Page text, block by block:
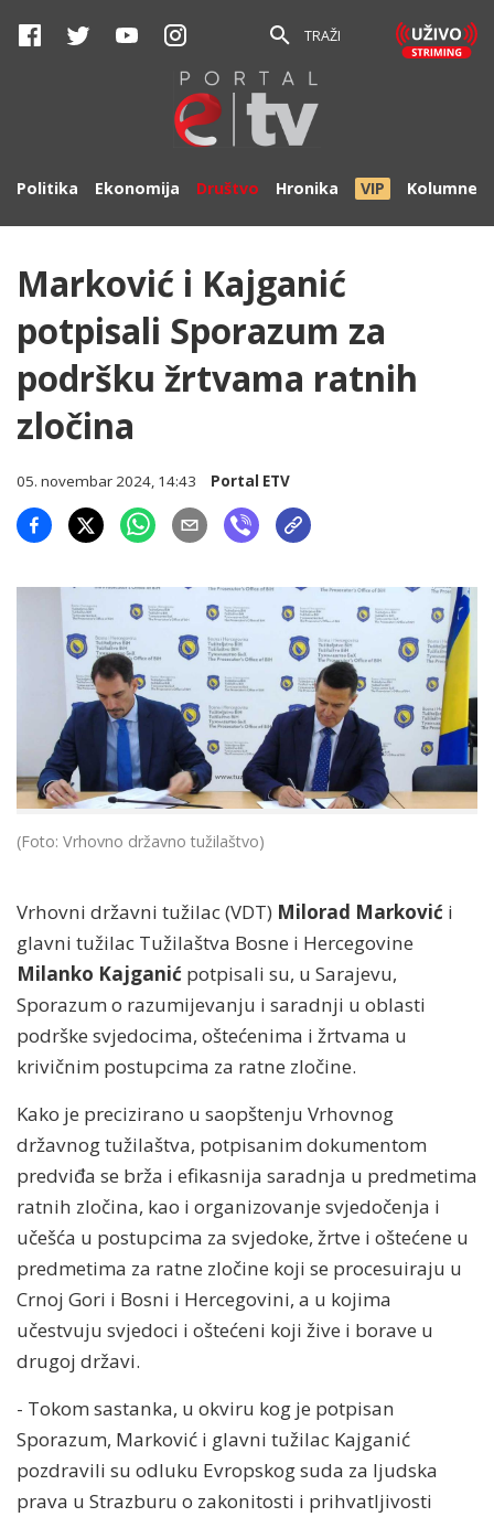
TRAŽI
Politika Ekonomija Društvo Hronika VIP Kolumne
Marković i Kajganić
potpisali Sporazum za
podršku žrtvama ratnih
zločina
05. novembar 2024, 14:43 Portal ETV
(Foto: Vrhovno državno tužilaštvo)
Vrhovni državni tužilac (VDT) Milorad Marković i
glavni tužilac Tužilaštva Bosne i Hercegovine
Milanko Kajganić potpisali su, u Sarajevu,
Sporazum o razumijevanju i saradnji u oblasti
podrške svjedocima, oštećenima i žrtvama u
krivičnim postupcima za ratne zločine.
Kako je precizirano u saopštenju Vrhovnog
državnog tužilaštva, potpisanim dokumentom
predviđa se brža i efikasnija saradnja u predmetima
ratnih zločina, kao i organizovanje svjedočenja i
učešća u postupcima za svjedoke, žrtve i oštećene u
predmetima za ratne zločine koji se procesuiraju u
Crnoj Gori i Bosni i Hercegovini, a u kojima
učestvuju svjedoci i oštećeni koji žive i borave u
drugoj državi.
- Tokom sastanka, u okviru kog je potpisan
Sporazum, Marković i glavni tužilac Kajganić
pozdravili su odluku Evropskog suda za ljudska
prava u Strazburu o zakonitosti i prihvatljivosti